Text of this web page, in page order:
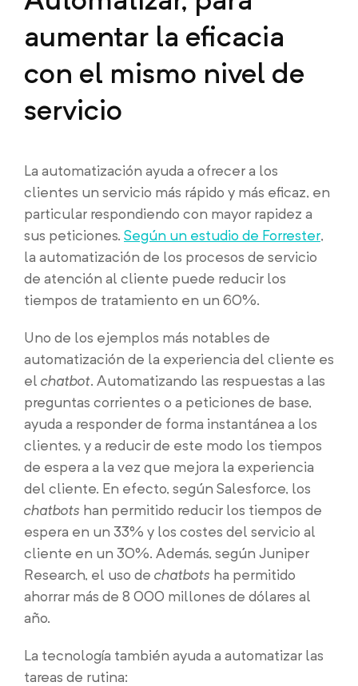
aumentar la eficacia
con el mismo nivel de
servicio
La automatización ayuda a ofrecer a los
clientes un servicio más rápido y más eficaz, en
particular respondiendo con mayor rapidez a
sus peticiones. Según un estudio de Forrester,
la automatización de los procesos de servicio
de atención al cliente puede reducir los
tiempos de tratamiento en un 60%.
Uno de los ejemplos más notables de
automatización de la experiencia del cliente es
el chatbot. Automatizando las respuestas a las
preguntas corrientes o a peticiones de base,
ayuda a responder de forma instantánea a los
clientes, y a reducir de este modo los tiempos
de espera a la vez que mejora la experiencia
del cliente. En efecto, según Salesforce, los
chatbots han permitido reducir los tiempos de
espera en un 33% y los costes del servicio al
cliente en un 30%. Además, según Juniper
Research, el uso de chatbots ha permitido
ahorrar más de 8 000 millones de dólares al
año.
La tecnología también ayuda a automatizar las
tareas de rutina: